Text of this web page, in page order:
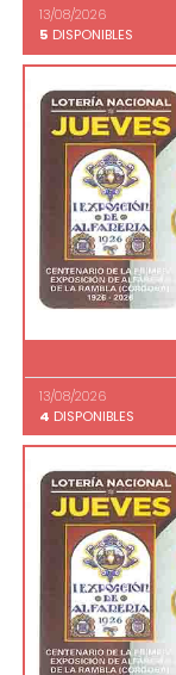
13/08/2026
5 DISPONIBLES
13/08/2026
4 DISPONIBLES